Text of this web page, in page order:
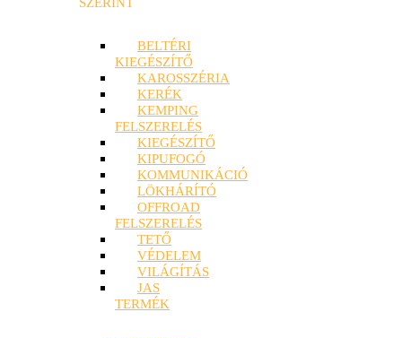
BELTÉRI
KIEGÉSZÍTŐ
KAROSSZÉRIA
KERÉK
KEMPING
FELSZERELÉS
KIEGÉSZÍTŐ
KIPUFOGÓ
KOMMUNIKÁCIÓ
LÖKHÁRÍTÓ
OFFROAD
FELSZERELÉS
TETŐ
VÉDELEM
VILÁGÍTÁS
JAS
TERMÉK